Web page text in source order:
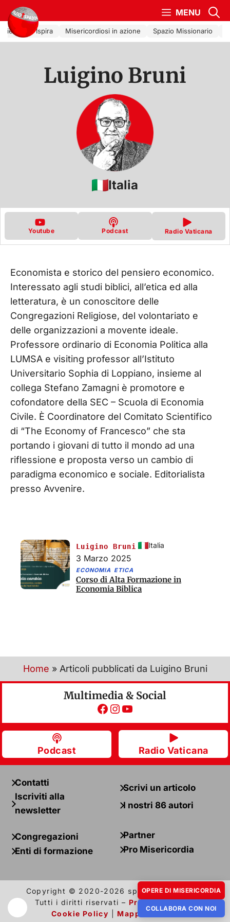
Vai al contenuto
MENU
che Ispira Misericordiosi in azione Spazio Missionario
Luigino Bruni
Italia
Youtube Podcast Radio Vaticana
Economista e storico del pensiero economico.
Interessato agli studi biblici, all’etica ed alla
letteratura, è un conoscitore delle
Congregazioni Religiose, del volontariato e
delle organizzazioni a movente ideale.
Professore ordinario di Economia Politica alla
LUMSA e visiting professor all’Istituto
Universitario Sophia di Loppiano, insieme al
collega Stefano Zamagni è promotore e
cofondatore della SEC – Scuola di Economia
Civile. È Coordinatore del Comitato Scientifico
di “The Economy of Francesco” che sta
portando i giovani di tutto il mondo ad una
riflessione e proposta verso un cambio di
paradigma economico e sociale. Editorialista
presso Avvenire.
Luigino Bruni Italia
3 Marzo 2025
ECONOMIA ETICA
Corso di Alta Formazione in
Economia Biblica
Home » Articoli pubblicati da Luigino Bruni
Multimedia & Social
Facebook
Instagram
YouTube
Podcast Radio Vaticana
Contatti
Iscriviti alla
newsletter
Scrivi un articolo
I nostri 86 autori
Congregazioni
Enti di formazione
Partner
Pro Misericordia
Copyright © 2020-2026 spazio + spadoni –
Tutti i diritti riservati – Privacy Policye
Cookie Policy
Mappa del sito
OPERE DI MISERICORDIA
COLLABORA CON NOI